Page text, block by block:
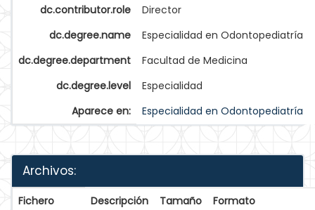
dc.contributor.role
Director
dc.degree.name
Especialidad en Odontopediatría
dc.degree.department
Facultad de Medicina
dc.degree.level
Especialidad
Aparece en:
Especialidad en Odontopediatría
Archivos:
Fichero Descripción Tamaño
Formato